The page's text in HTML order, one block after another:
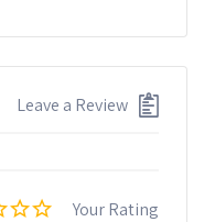
Leave a Review
Your Rating